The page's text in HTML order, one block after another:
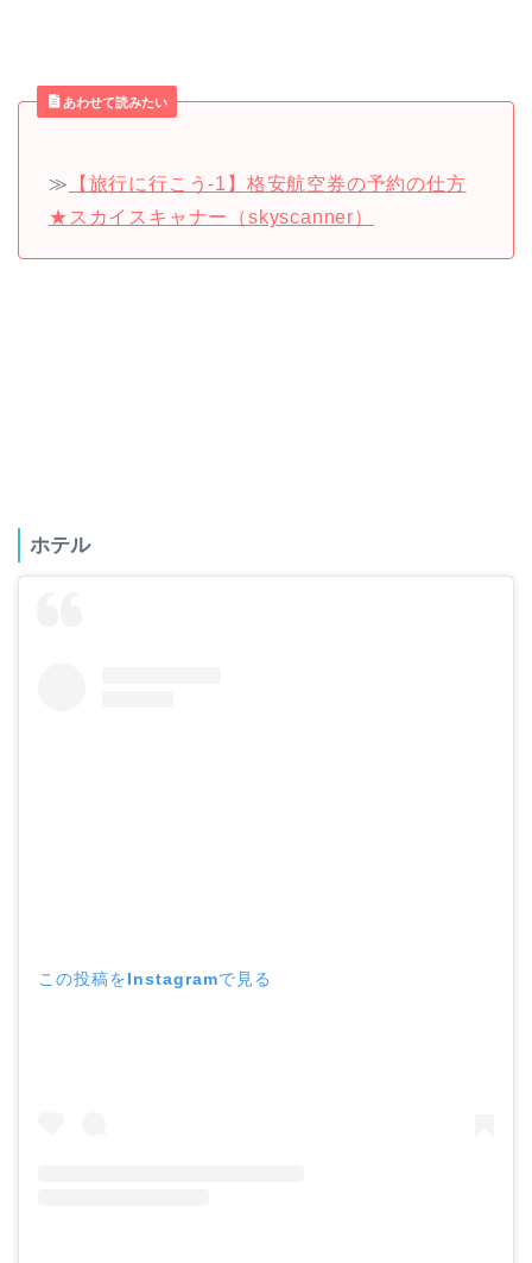
あわせて読みたい
≫
【旅行に行こう-1】格安航空券の予約の仕方
★スカイスキャナー（skyscanner）
ホテル
この投稿をInstagramで見る